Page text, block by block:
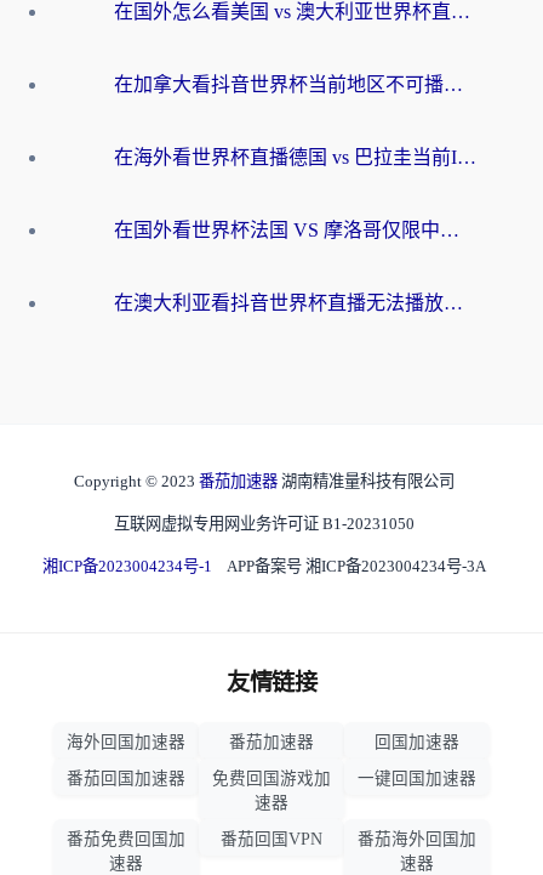
在国外怎么看美国 vs 澳大利亚世界杯直播？海外党必藏的中文解说观赛指南
在加拿大看抖音世界杯当前地区不可播放？海外党体育观赛终极指南
在海外看世界杯直播德国 vs 巴拉圭当前IP受限制？这篇指南帮你轻松解决地区限制
在国外看世界杯法国 VS 摩洛哥仅限中国大陆？别让地域限制拦下你的欢呼
在澳大利亚看抖音世界杯直播无法播放？海外党体育观赛终极指南来了！
Copyright © 2023 番茄加速器 湖南精准量科技有限公司
互联网虚拟专用网业务许可证 B1-20231050
湘ICP备2023004234号-1 APP备案号 湘ICP备2023004234号-3A
友情链接
海外回国加速器 番茄加速器
回国加速器
番茄回国加速器
免费回国游戏加
速器
一键回国加速器
番茄免费回国加
速器
番茄回国VPN
番茄海外回国加
速器